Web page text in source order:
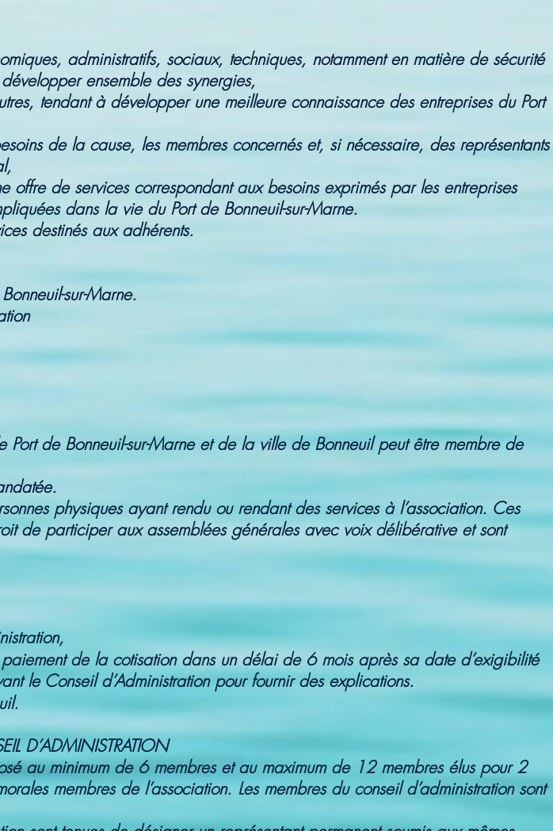
administratifs, sociaux, techniques, notamment en matière de sécurité
ensemble des synergies,
tendant à développer une meilleure connaissance des entreprises du Port
de la cause, les membres concernés et, si nécessaire, des représentants
offre de services correspondant aux besoins exprimés par les entreprises
dans la vie du Port de Bonneuil-sur-Marne.
destinés aux adhérents.
sur-Marne.
Port de Bonneuil-sur-Marne et de la ville de Bonneuil peut être membre de
physiques ayant rendu ou rendant des services à l’association. Ces
de participer aux assemblées générales avec voix délibérative et sont
de la cotisation dans un délai de 6 mois après sa date d’exigibilité
le Conseil d’Administration pour fournir des explications.
D’ADMINISTRATION
au minimum de 6 membres et au maximum de 12 membres élus pour 2
membres de l’association. Les membres du conseil d’administration sont